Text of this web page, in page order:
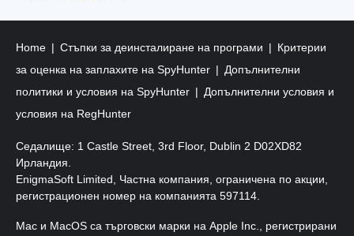
Home Стъпки за деинсталиране на програми
Критерии
за оценка на заплахите на SpyHunter
Допълнителни
политики и условия на SpyHunter
Допълнителни условия и
условия на RegHunter
Седалище: 1 Castle Street, 3rd Floor, Dublin 2 D02XD82
Ирландия.
EnigmaSoft Limited, Частна компания, ограничена по акции,
регистрационен номер на компанията 597114.
Mac и MacOS са търговски марки на Apple Inc., регистрирани